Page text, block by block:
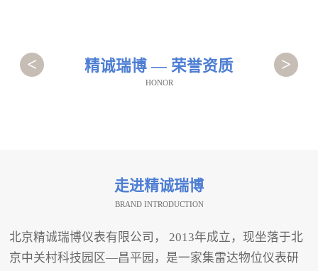
精诚瑞博 — 荣誉资质
HONOR
< >
走进精诚瑞博
BRAND INTRODUCTION
北京精诚瑞博仪表有限公司， 2013年成立，现坐落于北
京中关村科技园区—昌平园，是一家集雷达物位仪表研